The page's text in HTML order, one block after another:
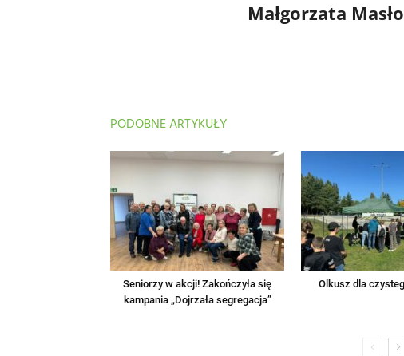
Małgorzata
PODOBNE ARTYKUŁY
Seniorzy w akcji! Zakończyła się
kampania „Dojrzała segregacja”
Olkusz dla